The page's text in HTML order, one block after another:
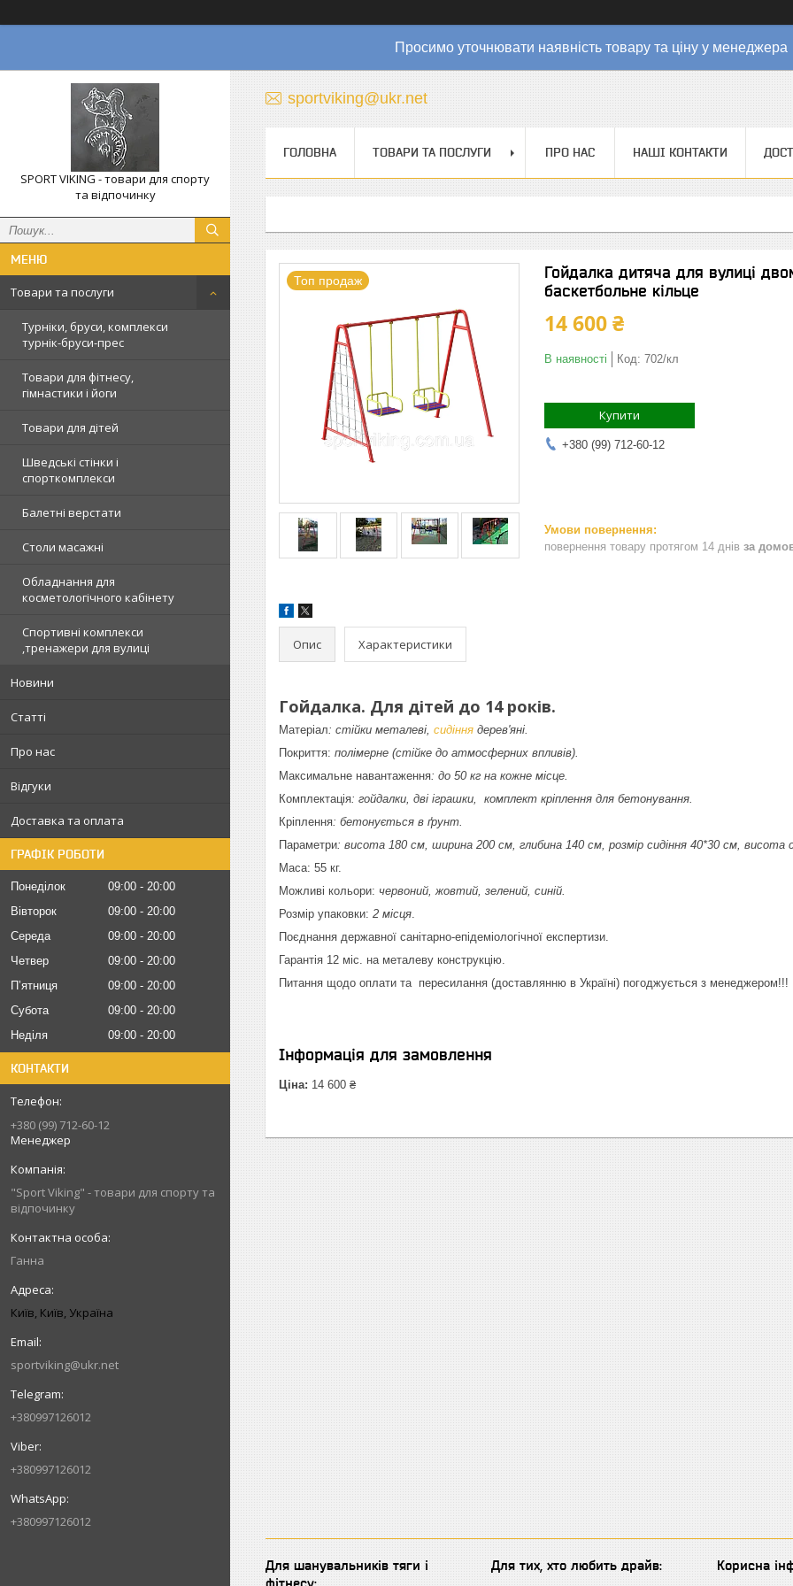
Просимо уточнювати наявність товару та ціну у менеджера
SPORT VIKING - товари для спорту
та відпочинку
Товари та послуги
Турніки, бруси, комплекси
турнік-бруси-прес
Товари для фітнесу,
гімнастики і йоги
Товари для дітей
Шведські стінки і
спорткомплекси
Балетні верстати
Столи масажні
Обладнання для
косметологічного кабінету
Спортивні комплекси
,тренажери для вулиці
Новини
Статті
Про нас
Відгуки
Доставка та оплата
ГРАФІК РОБОТИ
Понеділок 09:00
20:00
Вівторок
09:00
20:00
Середа
09:00
20:00
Четвер
09:00
20:00
Пʼятниця
09:00
20:00
Субота
09:00
20:00
Неділя
09:00 20:00
КОНТАКТИ
+380 (99) 712-60-12
Менеджер
"Sport Viking" - товари для спорту та
відпочинку
Ганна
Київ, Київ, Україна
sportviking@ukr.net
+380997126012
+380997126012
+380997126012
sportviking@ukr.net
ГОЛОВНА ТОВАРИ ТА ПОСЛУГИ ПРО НАС НАШІ КОНТАКТИ
Топ продаж
Гойдалка дитяча для вулиці
баскетбольне кільце
14 600 ₴
В наявності Код: 702/кл
Купити
+380 (99) 712-60-12
повернення товару протягом 14 днів за
Опис Характеристики
Гойдалка. Для дітей до 14 років.
Матеріал: стійки металеві, сидіння дерев'яні.
Покриття: полімерне (стійке до атмосферних впливів).
Максимальне навантаження: до 50 кг на кожне місце.
Комплектація: гойдалки, дві іграшки, комплект кріплення для бетонування.
Кріплення: бетонується в ґрунт.
Параметри: висота 180 см, ширина 200 см, глибина 140 см, розмір сидіння 40*30 см, висота
Маса: 55 кг.
Можливі кольори: червоний, жовтий, зелений, синій.
Розмір упаковки: 2 місця.
Поєднання державної санітарно-епідеміологічної експертизи.
Гарантія 12 міс. на металеву конструкцію.
Питання щодо оплати та пересилання (доставлянню в Україні) погоджується з менеджером!!!
Інформація для замовлення
Ціна: 14 600 ₴
Для шанувальників тяги і
фітнесу:
Для тих, хто любить драйв: Корисна